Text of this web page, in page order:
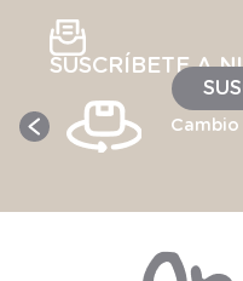
SUSCRÍBETE A